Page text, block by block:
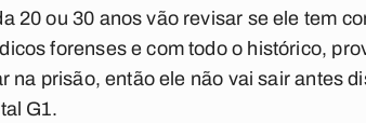
20 ou 30 anos vão revisar se ele tem
forenses e com todo o histórico,
na prisão, então ele não vai sair antes
G1.